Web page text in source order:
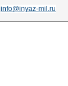
info@inyaz-mil.ru